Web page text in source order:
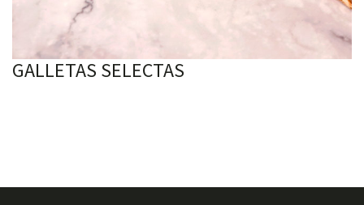
GALLETAS SELECTAS